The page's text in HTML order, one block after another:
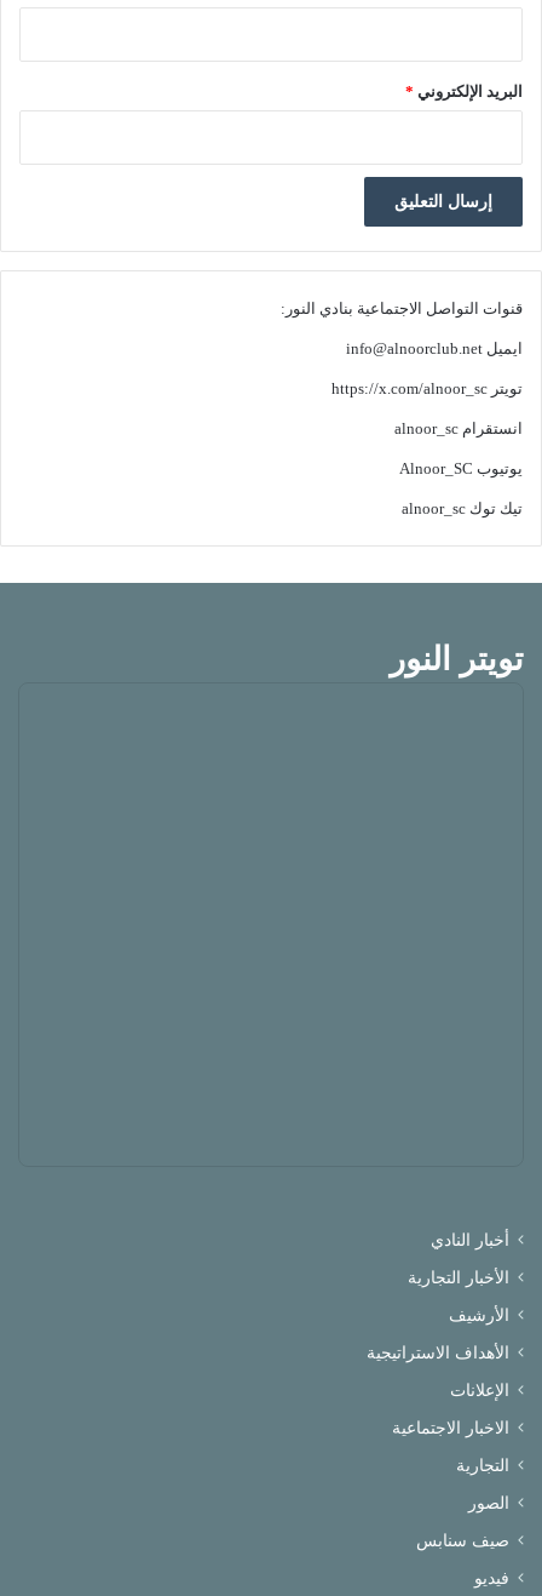
البريد الإلكتروني *
قنوات التواصل الاجتماعية بنادي النور:
ايميل info@alnoorclub.net
تويتر https://x.com/alnoor_sc
انستقرام alnoor_sc
يوتيوب Alnoor_SC
تيك توك alnoor_sc
تويتر النور
أخبار النادي
الأخبار التجارية
الأرشيف
الأهداف الاستراتيجية
الإعلانات
الاخبار الاجتماعية
التجارية
الصور
صيف سنابس
فيديو